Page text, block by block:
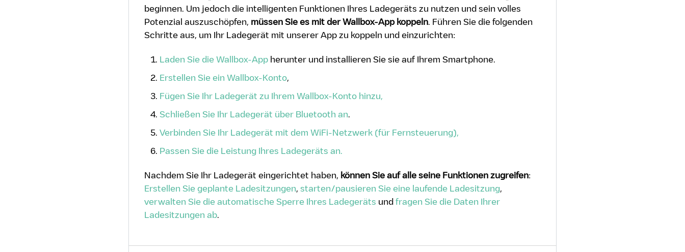
beginnen. Um jedoch die intelligenten Funktionen Ihres Ladegeräts zu nutzen und sein volles
Potenzial auszuschöpfen, müssen Sie es mit der Wallbox-App koppeln . Führen Sie die folgenden
Schritte aus, um Ihr Ladegerät mit unserer App zu koppeln und einzurichten:
Laden Sie die Wallbox-App herunter und installieren Sie sie auf Ihrem Smartphone.
Erstellen Sie ein Wallbox-Konto
Fügen Sie Ihr Ladegerät zu Ihrem Wallbox-Konto hinzu,
Schließen Sie Ihr Ladegerät über Bluetooth an
Verbinden Sie Ihr Ladegerät mit dem WiFi-Netzwerk (für Fernsteuerung),
Passen Sie die Leistung Ihres Ladegeräts an.
Nachdem Sie Ihr Ladegerät eingerichtet haben, können Sie auf alle seine Funktionen zugreifen:
Erstellen Sie geplante Ladesitzungen starten/pausieren Sie eine laufende Ladesitzung
verwalten Sie die automatische Sperre Ihres Ladegeräts und fragen Sie die Daten Ihrer
Ladesitzungen ab